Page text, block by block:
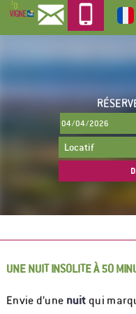
UNE NUIT INSOLITE À 50
Envie d’une nuitqui